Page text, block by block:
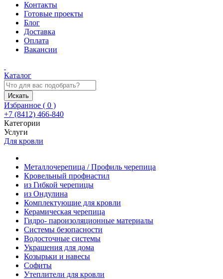
Контакты
Готовые проекты
Блог
Доставка
Оплата
Вакансии
Каталог
Искать
Избранное ( 0 )
+7 (8412) 466-840
Категории
Услуги
Для кровли
Металлочерепица / Профиль черепица
Кровельный профнастил
из Гибкой черепицы
из Ондулина
Комплектующие для кровли
Керамическая черепица
Гидро- пароизоляционные материалы
Системы безопасности
Водосточные системы
Украшения для дома
Козырьки и навесы
Софиты
Утеплители для кровли